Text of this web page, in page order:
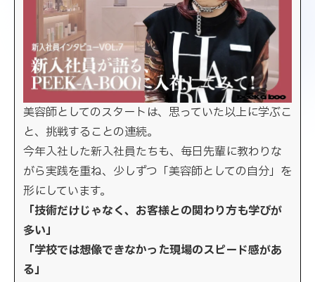
美容師としてのスタートは、思っていた以上に学ぶこ
と、挑戦することの連続。
今年入社した新入社員たちも、毎日先輩に教わりな
がら実践を重ね、少しずつ「美容師としての自分」を
形にしています。
「技術だけじゃなく、お客様との関わり方も学びが
多い」
「学校では想像できなかった現場のスピード感があ
る」